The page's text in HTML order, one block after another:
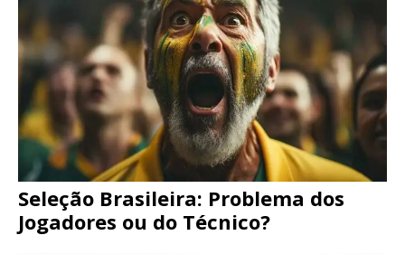
Seleção Brasileira: Problema dos
Jogadores ou do Técnico?